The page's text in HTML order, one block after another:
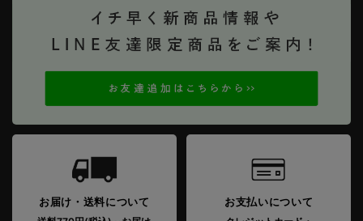
お届け・送料について お支払いについて